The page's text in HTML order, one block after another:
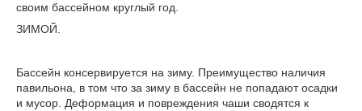
своим бассейном круглый год.
ЗИМОЙ.
Бассейн консервируется на зиму. Преимущество наличия
павильона, в том что за зиму в бассейн не попадают осадки
и мусор. Деформация и повреждения чаши сводятся к